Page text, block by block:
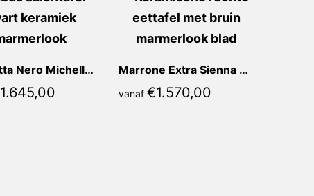
Calacatta Nero Michella Recht
1.645,00
Marrone Extra Sienna Recht
vanaf €1.570,00